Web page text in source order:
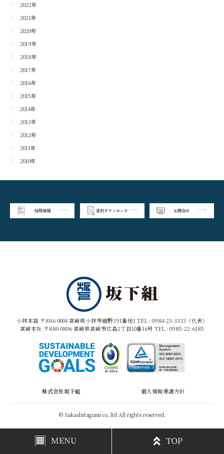
2022年
2021年
2020年
2019年
2018年
2017年
2016年
2015年
2014年
2013年
2012年
2011年
2010年
採用情報 資料ダウンロード お問合せ
小林本店 〒886-0004 宮崎県小林市細野391番地1 TEL : 0984-23-3333（代表）
宮崎本社 〒880-0806 宮崎県宮崎市広島2丁目10番16号 TEL : 0985-22-6185
株式会社坂下組 個人情報保護方針
© Sakashitagumi co,.ltd All rights reserved.